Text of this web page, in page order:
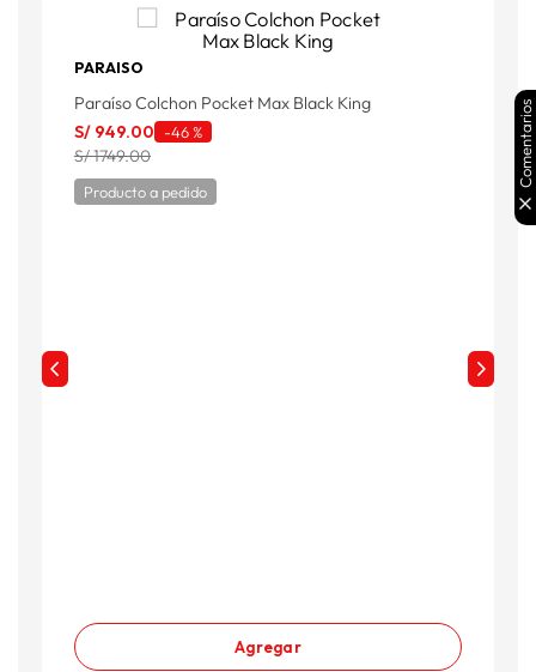
PARAISO
Paraíso Colchon Pocket Max Black King
S/ 949.00 -46 %
S/ 1749.00
Producto a pedido
Agregar
Comentarios